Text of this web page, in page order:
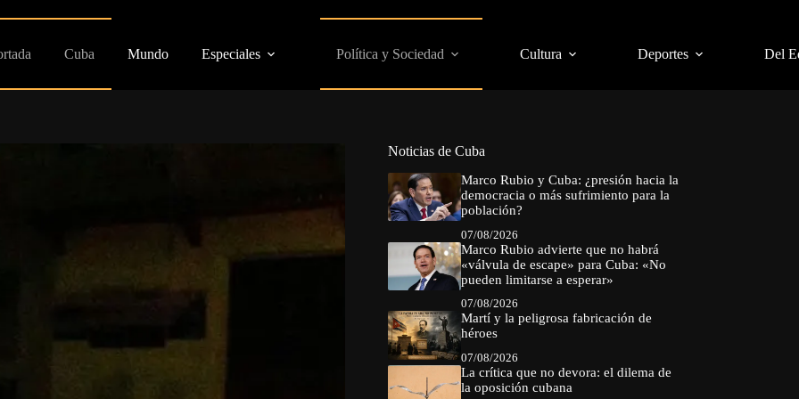
Cuba Mundo Especiales Política y Sociedad Cultura Deportes Del
Noticias de Cuba
Marco Rubio y Cuba: ¿presión hacia la
democracia o más sufrimiento para la
población?
07/08/2026
Marco Rubio advierte que no habrá
«válvula de escape» para Cuba: «No
pueden limitarse a esperar»
07/08/2026
Martí y la peligrosa fabricación de
héroes
07/08/2026
La crítica que no devora: el dilema de
la oposición cubana